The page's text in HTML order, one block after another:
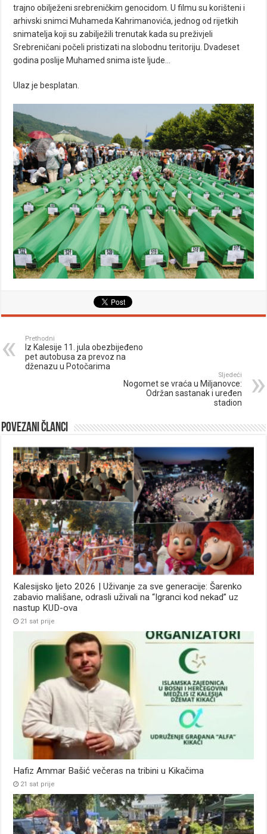
trajno obilježeni srebreničkim genocidom. U filmu su korišteni i
arhivski snimci Muhameda Kahrimanovića, jednog od rijetkih
snimatelja koji su zabilježili trenutak kada su preživjeli
Srebreničani počeli pristizati na slobodnu teritoriju. Dvadeset
godina poslije Muhamed snima iste ljude…
Ulaz je besplatan.
Prethodni
Iz Kalesije 11. jula obezbijeđeno
pet autobusa za prevoz na
dženazu u Potočarima
Sljedeći
Nogomet se vraća u Miljanovce:
Održan sastanak i uređen
stadion
Povezani članci
Kalesijsko ljeto 2026 | Uživanje za sve generacije: Šarenko
zabavio mališane, odrasli uživali na “Igranci kod nekad” uz
nastup KUD-ova
21 sat prije
Hafiz Ammar Bašić večeras na tribini u Kikačima
21 sat prije